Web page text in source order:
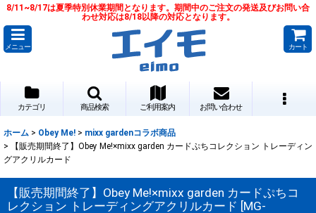
8/11~8/17は夏季特別休業期間となります。期間中のご注文の発送及びお問い合
わせ対応は8/18以降の対応となります。
メニュー カート
カテゴリ 商品検索 ご利用案内 お問い合わせ
ホーム > Obey Me! > mixx gardenコラボ商品
>
【販売期間終了】Obey Me!×mixx garden カードぷちコレクション トレーディン
グアクリルカード
【販売期間終了】Obey Me!×mixx garden カードぷちコ
レクション トレーディングアクリルカード [MG-